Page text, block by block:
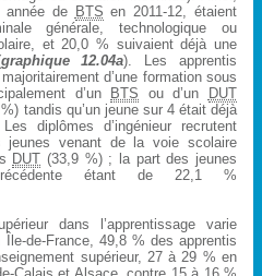
de BTS en 2011-12, étaient
générale, technologique ou
et 20,0 % suivaient déjà une
graphique 12.04a). Les apprentis
d’une formation sous
d’un BTS ou d’un DUT
tandis qu’un jeune sur 4 était déjà
diplômes d’ingénieur recrutent
jeunes venant de la voie scolaire
DUT (33,9 %) ; la part des jeunes
étant de 22,1 %
dans l’apprentissage varie
de-France, 49,8 % des apprentis
supérieur, 27 à 29 % en